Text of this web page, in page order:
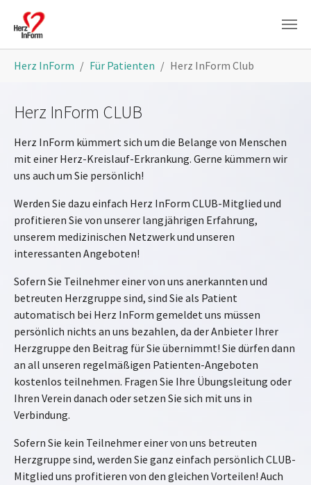
Skip to main content
Herz InForm Für Patienten Herz InForm Club
Herz InForm CLUB
Herz InForm kümmert sich um die Belange von Menschen
mit einer Herz-Kreislauf-Erkrankung. Gerne kümmern wir
uns auch um Sie persönlich!
Werden Sie dazu einfach Herz InForm CLUB-Mitglied und
profitieren Sie von unserer langjährigen Erfahrung,
unserem medizinischen Netzwerk und unseren
interessanten Angeboten!
Sofern Sie Teilnehmer einer von uns anerkannten und
betreuten Herzgruppe sind, sind Sie als Patient
automatisch bei Herz InForm gemeldet uns müssen
persönlich nichts an uns bezahlen, da der Anbieter Ihrer
Herzgruppe den Beitrag für Sie übernimmt! Sie dürfen dann
an all unseren regelmäßigen Patienten-Angeboten
kostenlos teilnehmen. Fragen Sie Ihre Übungsleitung oder
Ihren Verein danach oder setzen Sie sich mit uns in
Verbindung.
Sofern Sie kein Teilnehmer einer von uns betreuten
Herzgruppe sind, werden Sie ganz einfach persönlich CLUB-
Mitglied uns profitieren von den gleichen Vorteilen! Auch